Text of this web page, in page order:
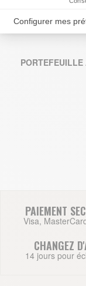
PAIEMENT
Visa,
CHANGEZ
14 jours pour